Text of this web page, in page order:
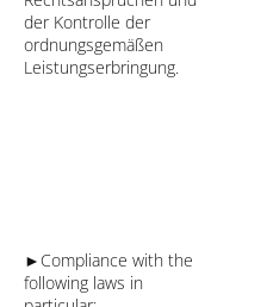
der Kontrolle der
ordnungsgemäßen
Leistungserbringung.
►Compliance with the
following laws in